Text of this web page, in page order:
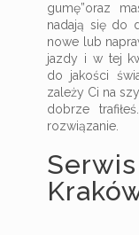
gumę”oraz
nadają się do
nowe lub
jazdy i w tej
do jakości
zależy Ci na
dobrze
rozwiązanie.